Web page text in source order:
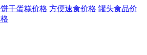
饼干蛋糕价格 方便速食价格 罐头食品价